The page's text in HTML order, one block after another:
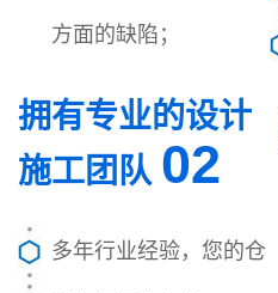
方面的缺陷；
拥有专业的设计
施工团队 02
多年行业经验，您的仓